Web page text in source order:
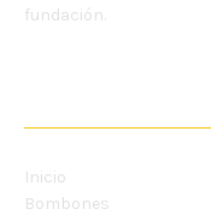
fundación.
Inicio
Bombones